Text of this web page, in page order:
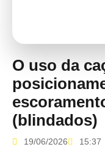
O uso da
(blindados)
19/06/2026 15:37